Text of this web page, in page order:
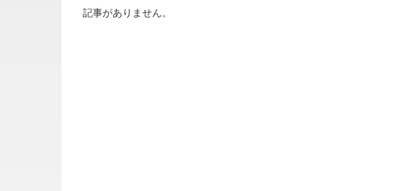
記事がありません。